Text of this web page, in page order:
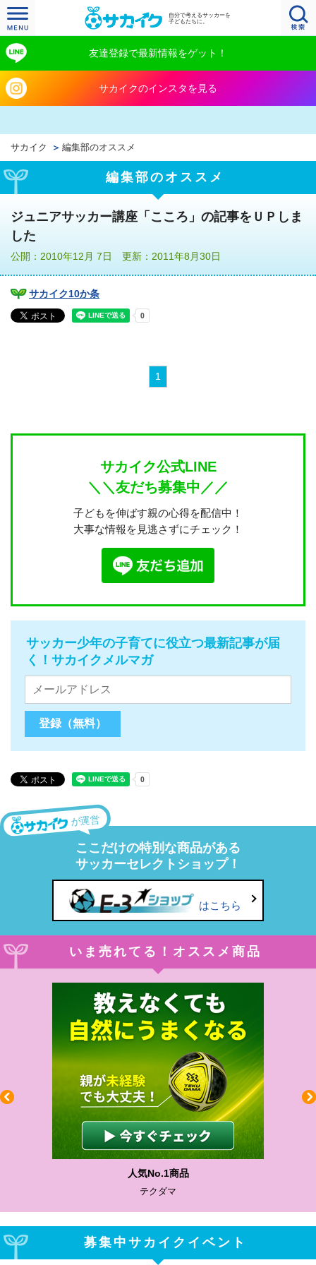
自分で考えるサッカーを
子どもたちに。
友達登録で最新情報をゲット！
サカイクのインスタを見る
サカイク 編集部のオススメ
編集部のオススメ
ジュニアサッカー講座「こころ」の記事をＵＰしま
した
公開：2010年12月 7日 更新：2011年8月30日
サカイク10か条
1
サカイク公式LINE
＼＼友だち募集中／／
子どもを伸ばす親の心得を配信中！
大事な情報を見逃さずにチェック！
サッカー少年の子育てに役立つ最新記事が届
く！サカイクメルマガ
が運営
ここだけの特別な商品がある
サッカーセレクトショップ！
はこちら
いま売れてる！オススメ商品
人気No.1商品
テクダマ
募集中サカイクイベント